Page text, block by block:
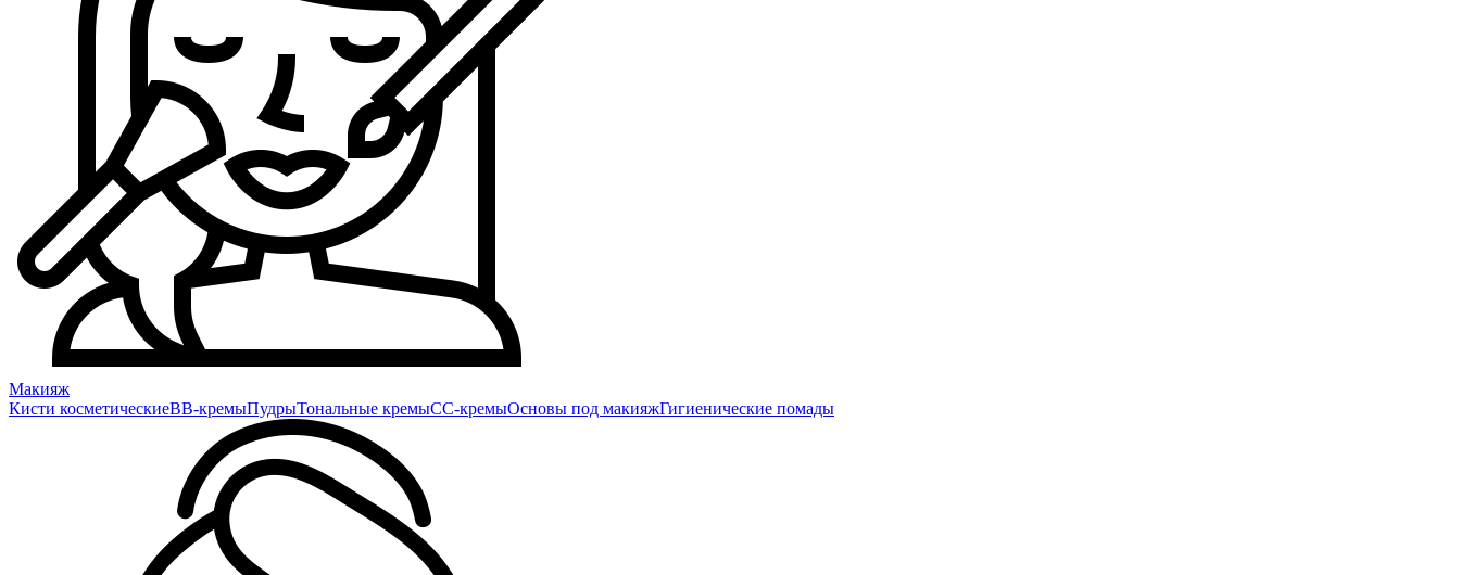
Макияж
Кисти косметическиеBB-кремыПудрыТональные кремыCC-кремыОсновы под макияжГигиенические помады